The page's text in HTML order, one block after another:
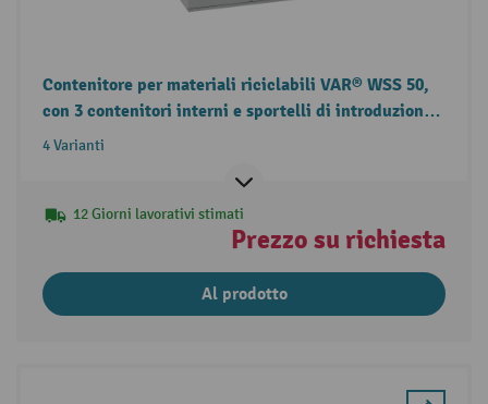
Contenitore per materiali riciclabili VAR® WSS 50,
con 3 contenitori interni e sportelli di introduzione
autochiudenti
4 Varianti
12 Giorni lavorativi stimati
Prezzo su richiesta
Al prodotto